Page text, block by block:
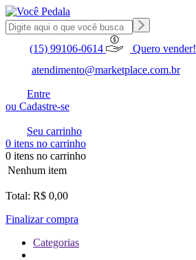
(15) 99106-0614
Quero vender!
atendimento@marketplace.com.br
Entre
ou Cadastre-se
Seu carrinho
0 itens no carrinho
0 itens no carrinho
Nenhum item
Total: R$ 0,00
Finalizar compra
Categorias